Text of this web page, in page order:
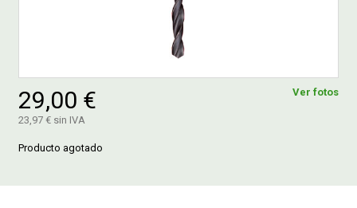
Ver fotos
29,00 €
23,97 € sin IVA
Producto agotado
FERROVICMAR
CATÁLOGOS